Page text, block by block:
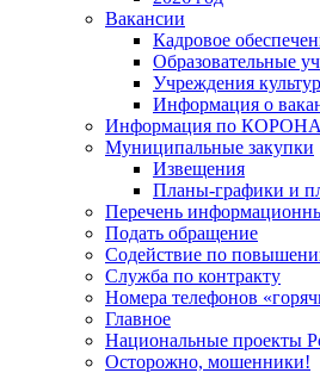
Вакансии
Кадровое
Образовательные
Учреждения
Информация о
Информация по
Муниципальные закупки
Извещения
Планы-графики и
Перечень
Подать обращение
Содействие по
Служба по контракту
Номера телефонов
Главное
Национальные проекты
Осторожно, мошенники!